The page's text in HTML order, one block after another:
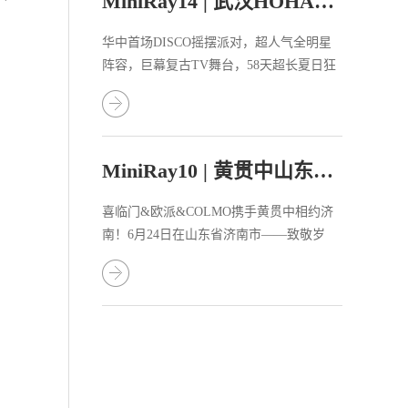
华中首场DISCO摇摆派对，超人气全明星
阵容，巨幕复古TV舞台，58天超长夏日狂
欢。�
MiniRay10 | 黄贯中山东梦想音乐节致敬BEYOND
喜临门&欧派&COLMO携手黄贯中相约济
南！6月24日在山东省济南市——致敬岁
月，梦想开唱“只要这个世界里面有你就有
我，也用行动证明过我不是空说，我会明
白你多于我自己 ”——《永远的兄弟》